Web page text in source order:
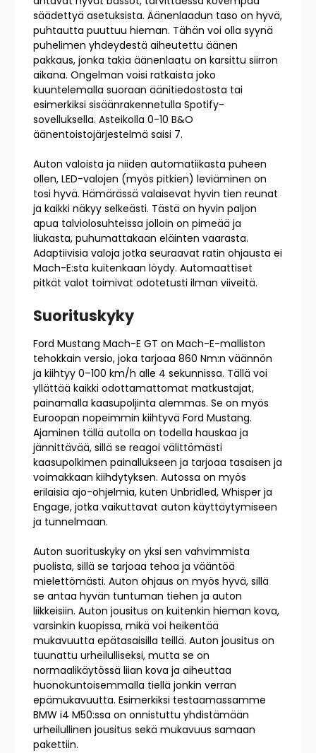
säädettyä asetuksista. Äänenlaadun taso on hyvä,
puhtautta puuttuu hieman. Tähän voi olla syynä
puhelimen yhdeydestä aiheutettu äänen
pakkaus, jonka takia äänenlaatu on karsittu siirron
aikana. Ongelman voisi ratkaista joko
kuuntelemalla suoraan äänitiedostosta tai
esimerkiksi sisäänrakennetulla Spotify-
sovelluksella. Asteikolla 0-10 B&O
äänentoistojärjestelmä saisi 7.
Auton valoista ja niiden automatiikasta puheen
ollen, LED-valojen (myös pitkien) leviäminen on
tosi hyvä. Hämärässä valaisevat hyvin tien reunat
ja kaikki näkyy selkeästi. Tästä on hyvin paljon
apua talviolosuhteissa jolloin on pimeää ja
liukasta, puhumattakaan eläinten vaarasta.
Adaptiivisia valoja jotka seuraavat ratin ohjausta ei
Mach-E:sta kuitenkaan löydy. Automaattiset
pitkät valot toimivat odotetusti ilman viiveitä.
Suorituskyky
Ford Mustang Mach-E GT on Mach-E-malliston
tehokkain versio, joka tarjoaa 860 Nm:n väännön
ja kiihtyy 0–100 km/h alle 4 sekunnissa. Tällä voi
yllättää kaikki odottamattomat matkustajat,
painamalla kaasupoljinta alemmas. Se on myös
Euroopan nopeimmin kiihtyvä Ford Mustang.
Ajaminen tällä autolla on todella hauskaa ja
jännittävää, sillä se reagoi välittömästi
kaasupolkimen painallukseen ja tarjoaa tasaisen ja
voimakkaan kiihdytyksen. Autossa on myös
erilaisia ajo-ohjelmia, kuten Unbridled, Whisper ja
Engage, jotka vaikuttavat auton käyttäytymiseen
ja tunnelmaan.
Auton suorituskyky on yksi sen vahvimmista
puolista, sillä se tarjoaa tehoa ja vääntöä
mielettömästi. Auton ohjaus on myös hyvä, sillä
se antaa hyvän tuntuman tiehen ja auton
liikkeisiin. Auton jousitus on kuitenkin hieman kova,
varsinkin kuopissa, mikä voi heikentää
mukavuutta epätasaisilla teillä. Auton jousitus on
tuunattu urheilulliseksi, mutta se on
normaalikäytössä liian kova ja aiheuttaa
huonokuntoisemmalla tiellä jonkin verran
epämukavuutta. Esimerkiksi testaamassamme
BMW i4 M50:ssa on onnistuttu yhdistämään
urheilullinen jousitus sekä mukavuus samaan
pakettiin.